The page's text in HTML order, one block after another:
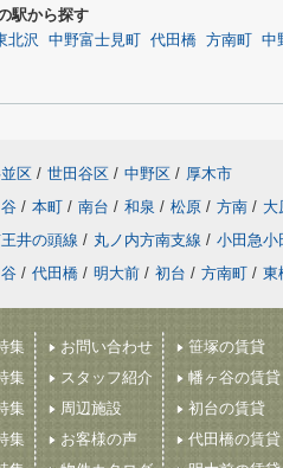
駅から探す
北沢 中野富士見町 代田橋 方南町 中
区 / 世田谷区 / 中野区 / 厚木市
/ 本町 / 南台 / 和泉 / 松原 / 方南 / 大
井の頭線 / 丸ノ内方南支線 / 小田急小
/ 代田橋 / 明大前 / 初台 / 方南町 / 東
集
集
集
集
お問い合わせ
スタッフ紹介
周辺施設
お客様の声
笹塚の賃貸
幡ヶ谷の賃貸
初台の賃貸
代田橋の賃貸